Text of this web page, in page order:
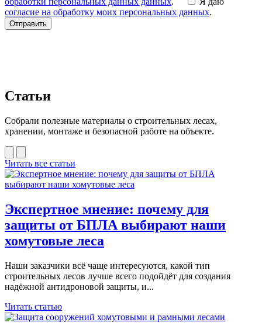
согласие на обработку моих персональных данных.
Отправить
Статьи
Собрали полезные материалы о строительных лесах,
хранении, монтаже и безопасной работе на объекте.
Читать все статьи
Экспертное мнение: почему для
защиты от БПЛА выбирают наши
хомутовые леса
Наши заказчики всё чаще интересуются, какой тип
строительных лесов лучше всего подойдёт для создания
надёжной антидроновой защиты, и...
Читать статью